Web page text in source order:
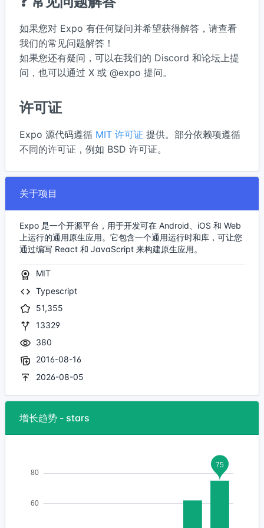
如果您对 Expo 有任何疑问并希望获得解答，请查看
我们的常见问题解答！
如果您还有疑问，可以在我们的 Discord 和论坛上提
问，也可以通过 X 或 @expo 提问。
许可证
Expo 源代码遵循 MIT 许可证 提供。部分依赖项遵循
不同的许可证，例如 BSD 许可证。
关于项目
Expo 是一个开源平台，用于开发可在 Android、iOS 和 Web
上运行的通用原生应用。它包含一个通用运行时和库，可让您
通过编写 React 和 JavaScript 来构建原生应用。
MIT
Typescript
51,355
13329
380
2016-08-16
2026-08-05
增长趋势 - stars